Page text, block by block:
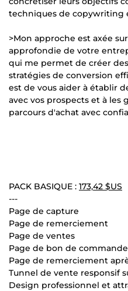
techniques de copywriting
>Mon approche est axée
approfondie de votre
qui me permet de créer
stratégies de conversion
est de vous aider à établir
avec vos prospects et à les
parcours d'achat avec
PACK BASIQUE : 173,42 $US
---
Page de capture
Page de remerciement
Page de ventes
Page de bon de commande
Page de remerciement
Tunnel de vente responsif
Design professionnel et